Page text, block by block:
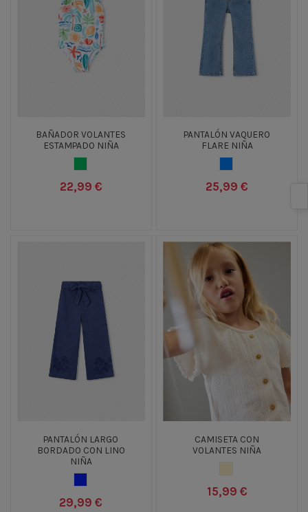
BAÑADOR VOLANTES
ESTAMPADO NIÑA
22,99 €
PANTALÓN VAQUERO
FLARE NIÑA
25,99 €
PANTALÓN LARGO
BORDADO CON LINO
NIÑA
29,99 €
CAMISETA CON
VOLANTES NIÑA
15,99 €